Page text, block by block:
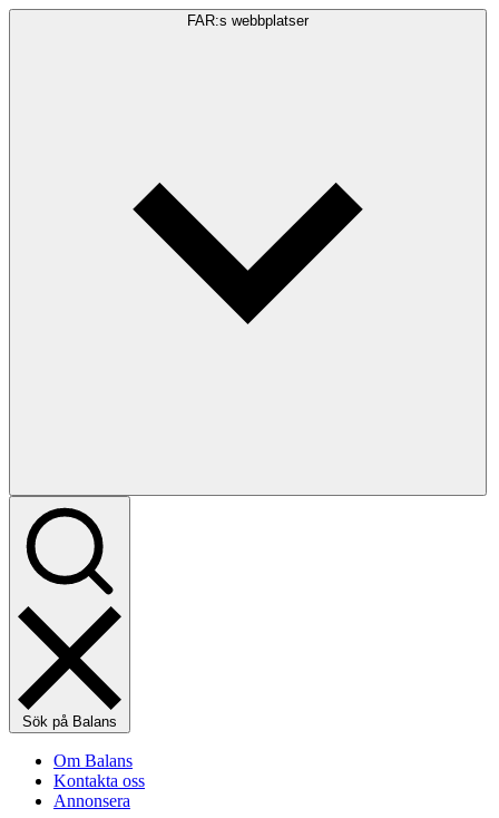
FAR:s webbplatser
Sök på Balans
Om Balans
Kontakta oss
Annonsera